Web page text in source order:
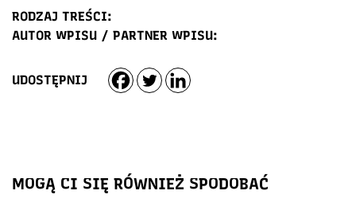
RODZAJ TREŚCI:
AUTOR WPISU / PARTNER WPISU:
UDOSTĘPNIJ
MOGĄ CI SIĘ RÓWNIEŻ SPODOBAĆ